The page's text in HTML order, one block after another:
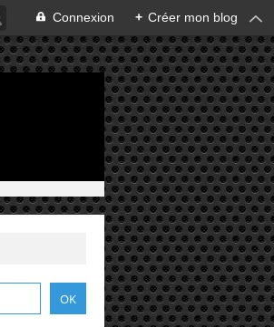
Connexion + Créer mon blog